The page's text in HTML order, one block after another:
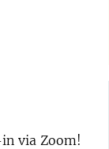
via Zoom!